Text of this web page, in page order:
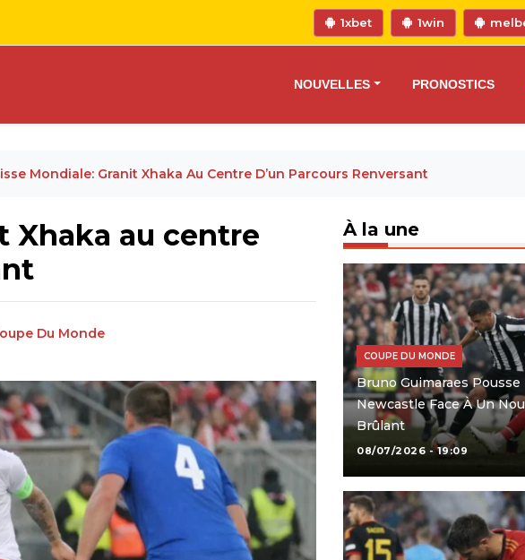
1xbet 1win
NOUVELLES PRONOSTICS
Mondiale: Granit Xhaka Au Centre D’un Parcours Renversant
Xhaka au centre
Du Monde
À la une
COUPE DU MONDE
Bruno Guimaraes Pousse
Newcastle Face À Un
Brûlant
08/07/2026 - 19:09